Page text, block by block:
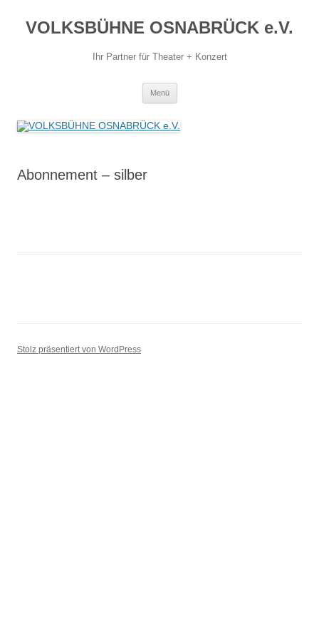
springen
VOLKSBÜHNE OSNABRÜCK e.V.
Ihr Partner für Theater + Konzert
Menü
Abonnement – silber
Stolz präsentiert von WordPress